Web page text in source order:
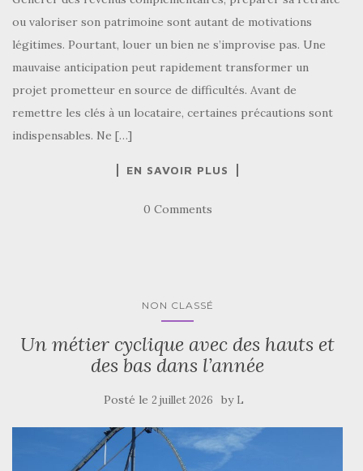
ou valoriser son patrimoine sont autant de motivations
légitimes. Pourtant, louer un bien ne s’improvise pas. Une
mauvaise anticipation peut rapidement transformer un
projet prometteur en source de difficultés. Avant de
remettre les clés à un locataire, certaines précautions sont
indispensables. Ne […]
EN SAVOIR PLUS
0 Comments
NON CLASSÉ
Un métier cyclique avec des hauts et
des bas dans l’année
Posté le 2 juillet 2026 by L